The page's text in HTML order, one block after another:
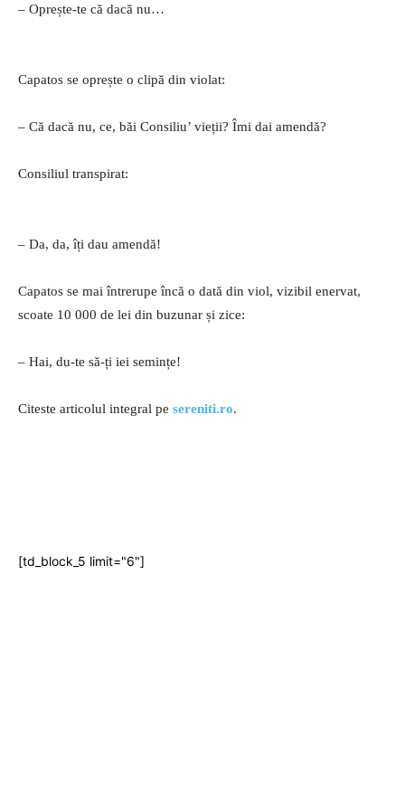
– Oprește-te că dacă nu…
Capatos se oprește o clipă din violat:
– Că dacă nu, ce, băi Consiliu’ vieții? Îmi dai amendă?
Consiliul transpirat:
– Da, da, îți dau amendă!
Capatos se mai întrerupe încă o dată din viol, vizibil enervat,
scoate 10 000 de lei din buzunar și zice:
– Hai, du-te să-ți iei semințe!
Citeste articolul integral pe sereniti.ro.
[td_block_5 limit="6"]